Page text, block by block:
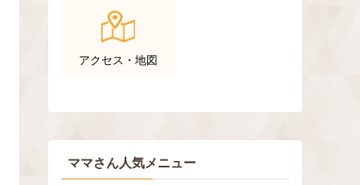
アクセス・地図
ママさん人気メニュー